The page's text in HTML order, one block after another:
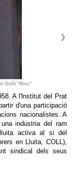
Goñi "Bruc"
A l'lnstitut del Prat
d'una participació
nacionalistes. A
indústria del ram
activa al si del
en Lluita, COLL),
sindical dels seus